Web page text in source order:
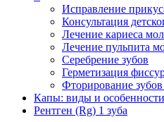
Исправление
Консультация
Лечение кариеса
Лечение пульпита
Серебрение зубов
Герметизация
Фторирование
Капы: виды и особенности
Рентген (Rg) 1 зуба